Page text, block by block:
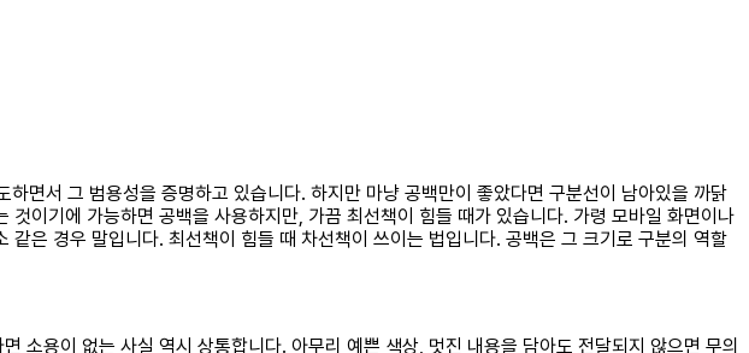
면서 그 범용성을 증명하고 있습니다. 하지만 마냥 공백만이 좋았다면 구분선이 남아있을 까닭
이기에 가능하면 공백을 사용하지만, 가끔 최선책이 힘들 때가 있습니다. 가령 모바일 화면이나
은 경우 말입니다. 최선책이 힘들 때 차선책이 쓰이는 법입니다. 공백은 그 크기로 구분의 역할
소용이 없는 사실 역시 상통합니다. 아무리 예쁜 색상, 멋진 내용을 담아도 전달되지 않으면 무의